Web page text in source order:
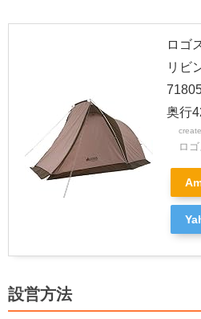
ロゴ
リビ
奥行
ロ
設営方法